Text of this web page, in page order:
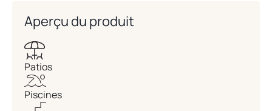
Aperçu du produit
Patios
Piscines